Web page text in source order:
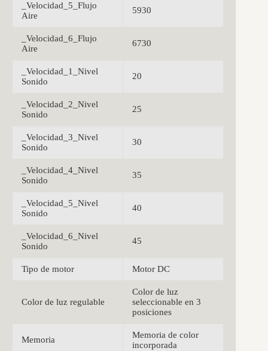
_Velocidad_5_Flujo
Aire
5930
_Velocidad_6_Flujo
Aire
6730
_Velocidad_1_Nivel
Sonido
20
_Velocidad_2_Nivel
Sonido
25
_Velocidad_3_Nivel
Sonido
30
_Velocidad_4_Nivel
Sonido
35
_Velocidad_5_Nivel
Sonido
40
_Velocidad_6_Nivel
Sonido
45
Tipo de motor Motor DC
Color de luz regulable
Color de luz
seleccionable en 3
posiciones
Memoria
Memoria de color
incorporada